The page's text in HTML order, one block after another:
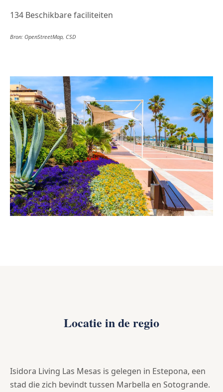
134 Beschikbare faciliteiten
Bron: OpenStreetMap, CSD
Locatie in de regio
Isidora Living Las Mesas is gelegen in Estepona, een
stad die zich bevindt tussen Marbella en Sotogrande.